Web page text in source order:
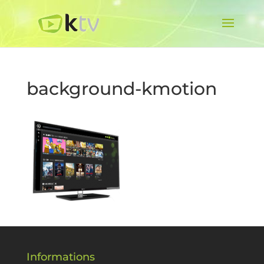
background-kmotion
Informations